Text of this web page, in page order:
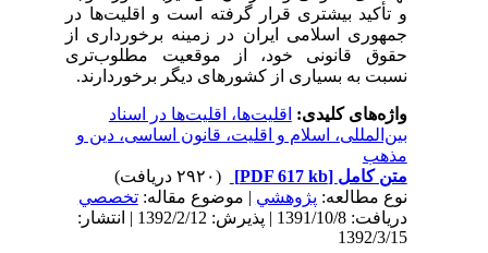
و تأکید بیشتری قرار گرفته است و اقلیت‌ها در
جمهوری اسلامی ایران در زمینه برخورداری از
حقوق قانونی خود، از موقعیت مطلوب‌تری
نسبت به بسیاری از کشورهای دیگر برخوردارند.
واژه‌های کلیدی:اقلیت‌ها، اقلیت‌ها در اسناد
بین‌المللی، اسلام و اقلیت، قانون اساسی، دین و
مذهب
متن کامل[PDF 617 kb]
نوع مطالعه:پژوهشي| موضوع مقاله:تخصصي
دریافت: 1391/10/8 | پذیرش: 1392/2/12 | انتشار:
1392/3/15